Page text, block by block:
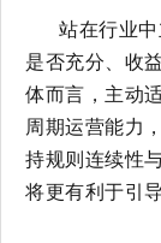
站在行业
是否充分、收
体而言，主动
周期运营能力
持规则连续性
将更有利于引